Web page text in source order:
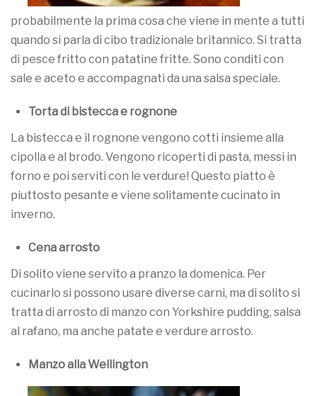
probabilmente la prima cosa che viene in mente a tutti
quando si parla di cibo tradizionale britannico. Si tratta
di pesce fritto con patatine fritte. Sono conditi con
sale e aceto e accompagnati da una salsa speciale.
Torta di bistecca e rognone
La bistecca e il rognone vengono cotti insieme alla
cipolla e al brodo. Vengono ricoperti di pasta, messi in
forno e poi serviti con le verdure! Questo piatto è
piuttosto pesante e viene solitamente cucinato in
inverno.
Cena arrosto
Di solito viene servito a pranzo la domenica. Per
cucinarlo si possono usare diverse carni, ma di solito si
tratta di arrosto di manzo con Yorkshire pudding, salsa
al rafano, ma anche patate e verdure arrosto.
Manzo alla Wellington